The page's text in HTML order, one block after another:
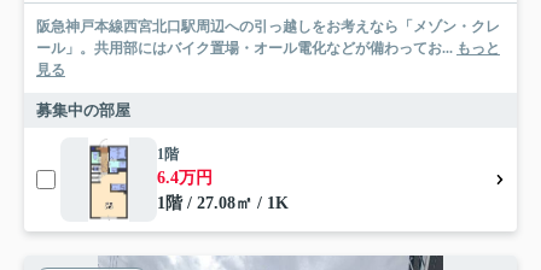
阪急神戸本線西宮北口駅周辺への引っ越しをお考えなら「メゾン・クレ
ール」。共用部にはバイク置場・オール電化などが備わってお... もっと
見る
募集中の部屋
1階
6.4万円
1階 / 27.08㎡ / 1K